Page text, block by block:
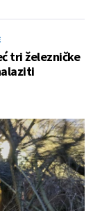
tri železničke